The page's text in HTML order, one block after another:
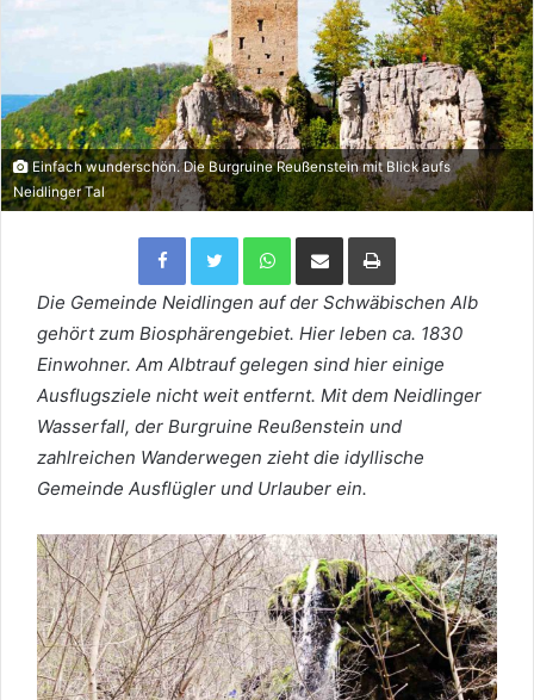
Einfach wunderschön. Die Burgruine Reußenstein mit Blick aufs
Neidlinger Tal
Facebook Twitter WhatsApp Per Email teilen
Die Gemeinde Neidlingen auf der Schwäbischen Alb
gehört zum Biosphärengebiet. Hier leben ca. 1830
Einwohner. Am Albtrauf gelegen sind hier einige
Ausflugsziele nicht weit entfernt. Mit dem Neidlinger
Wasserfall, der Burgruine Reußenstein und
zahlreichen Wanderwegen zieht die idyllische
Gemeinde Ausflügler und Urlauber ein.